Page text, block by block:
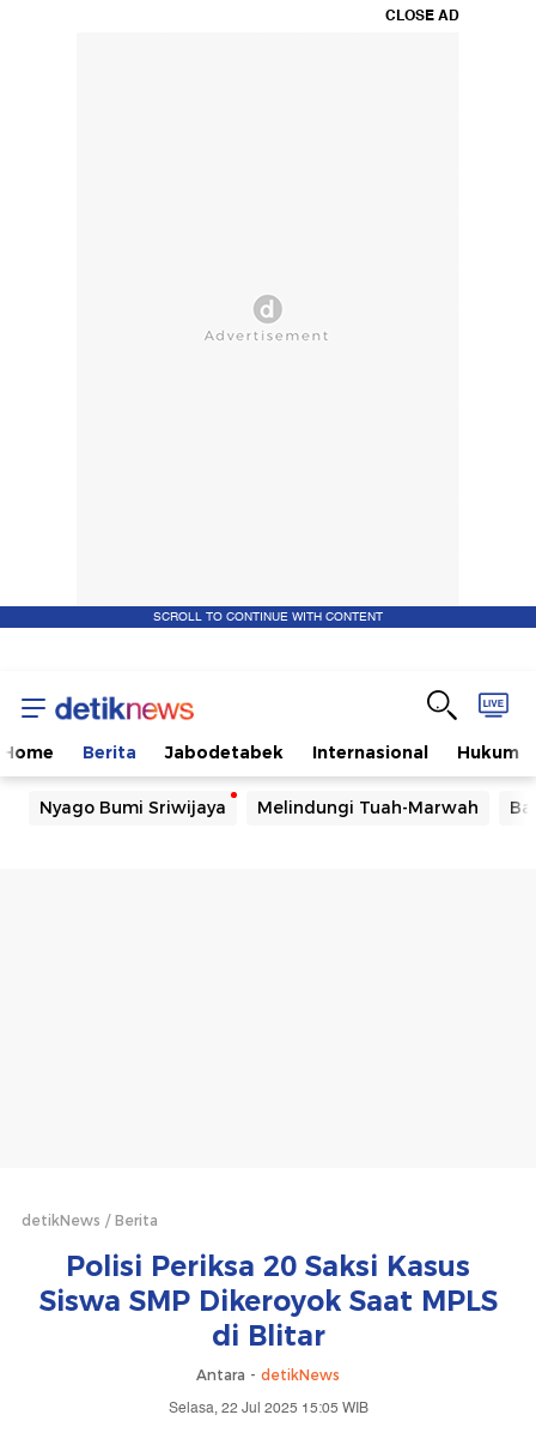
CLOSE AD
SCROLL TO CONTINUE WITH CONTENT
Home Berita Jabodetabek Internasional Hukum
Nyago Bumi Sriwijaya Melindungi Tuah-Marwah
detikNews Berita
Polisi Periksa 20 Saksi Kasus
Siswa SMP Dikeroyok Saat MPLS
di Blitar
Antara - detikNews
Selasa, 22 Jul 2025 15:05 WIB